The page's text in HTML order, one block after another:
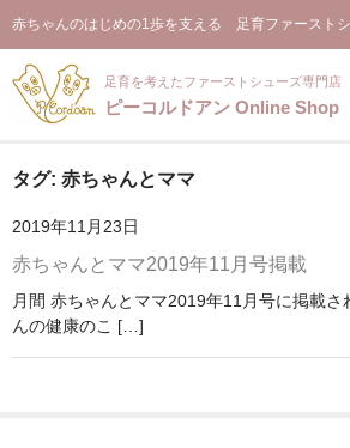
赤ちゃんのはじめの1歩を支える 足育ファースト
足育を考えたファーストシューズ専門店
ピーコルドアン Online Shop
ホーム(商品一覧)
ピーコルドアンとは
お取り扱い店舗様
ファーストシューズ【プルミエ】
タグ: 赤ちゃんとママ
2019年11月23日
赤ちゃんとママ2019年11月号掲載
月間 赤ちゃんとママ2019年11月号に掲載さ
んの健康のこ […]